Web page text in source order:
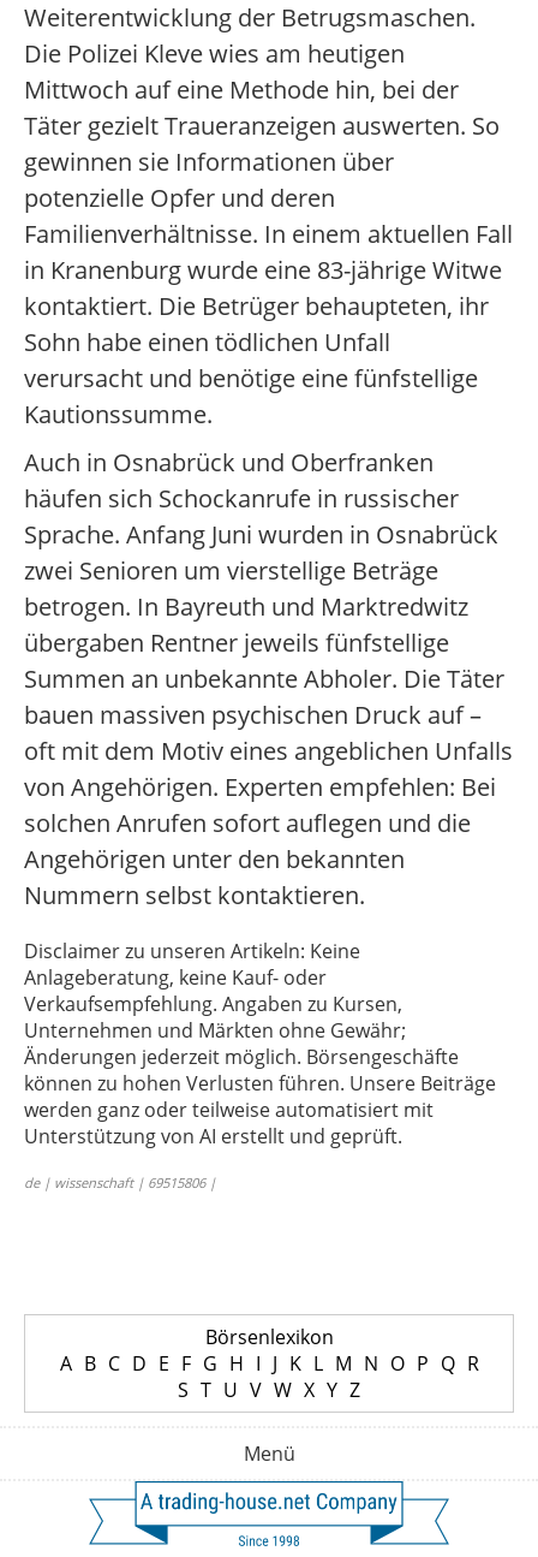
Weiterentwicklung der Betrugsmaschen.
Die Polizei Kleve wies am heutigen
Mittwoch auf eine Methode hin, bei der
Täter gezielt Traueranzeigen auswerten. So
gewinnen sie Informationen über
potenzielle Opfer und deren
Familienverhältnisse. In einem aktuellen Fall
in Kranenburg wurde eine 83-jährige Witwe
kontaktiert. Die Betrüger behaupteten, ihr
Sohn habe einen tödlichen Unfall
verursacht und benötige eine fünfstellige
Kautionssumme.
Auch in Osnabrück und Oberfranken
häufen sich Schockanrufe in russischer
Sprache. Anfang Juni wurden in Osnabrück
zwei Senioren um vierstellige Beträge
betrogen. In Bayreuth und Marktredwitz
übergaben Rentner jeweils fünfstellige
Summen an unbekannte Abholer. Die Täter
bauen massiven psychischen Druck auf –
oft mit dem Motiv eines angeblichen Unfalls
von Angehörigen. Experten empfehlen: Bei
solchen Anrufen sofort auflegen und die
Angehörigen unter den bekannten
Nummern selbst kontaktieren.
Disclaimer zu unseren Artikeln: Keine
Anlageberatung, keine Kauf- oder
Verkaufsempfehlung. Angaben zu Kursen,
Unternehmen und Märkten ohne Gewähr;
Änderungen jederzeit möglich. Börsengeschäfte
können zu hohen Verlusten führen. Unsere Beiträge
werden ganz oder teilweise automatisiert mit
Unterstützung von AI erstellt und geprüft.
de | wissenschaft | 69515806 |
Börsenlexikon
A B C D E F G H I J K L M N O P Q R
S T U V W X Y Z
Menü